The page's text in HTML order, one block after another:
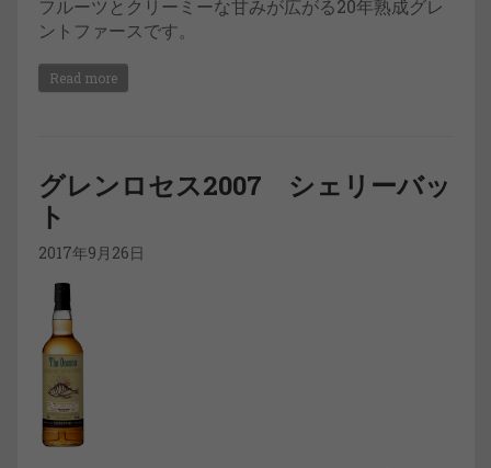
フルーツとクリーミーな甘みが広がる20年熟成グレ
ントファースです。
Read more
グレンロセス2007 シェリーバッ
ト
2017年9月26日